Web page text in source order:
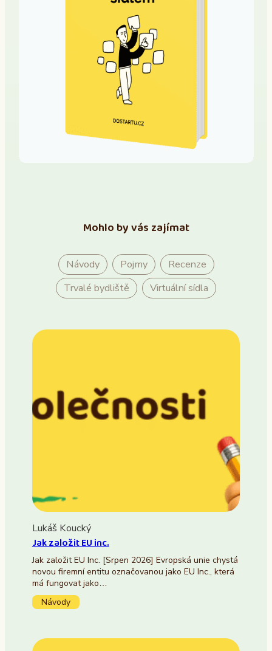
Mohlo by vás zajímat
Návody Pojmy
Recenze
Trvalé bydliště
Virtuální sídla
Lukáš Koucký
Jak založit EU inc.
Jak založit EU Inc. [Srpen 2026] Evropská unie chystá
novou firemní entitu označovanou jako EU Inc., která
má fungovat jako…
Návody